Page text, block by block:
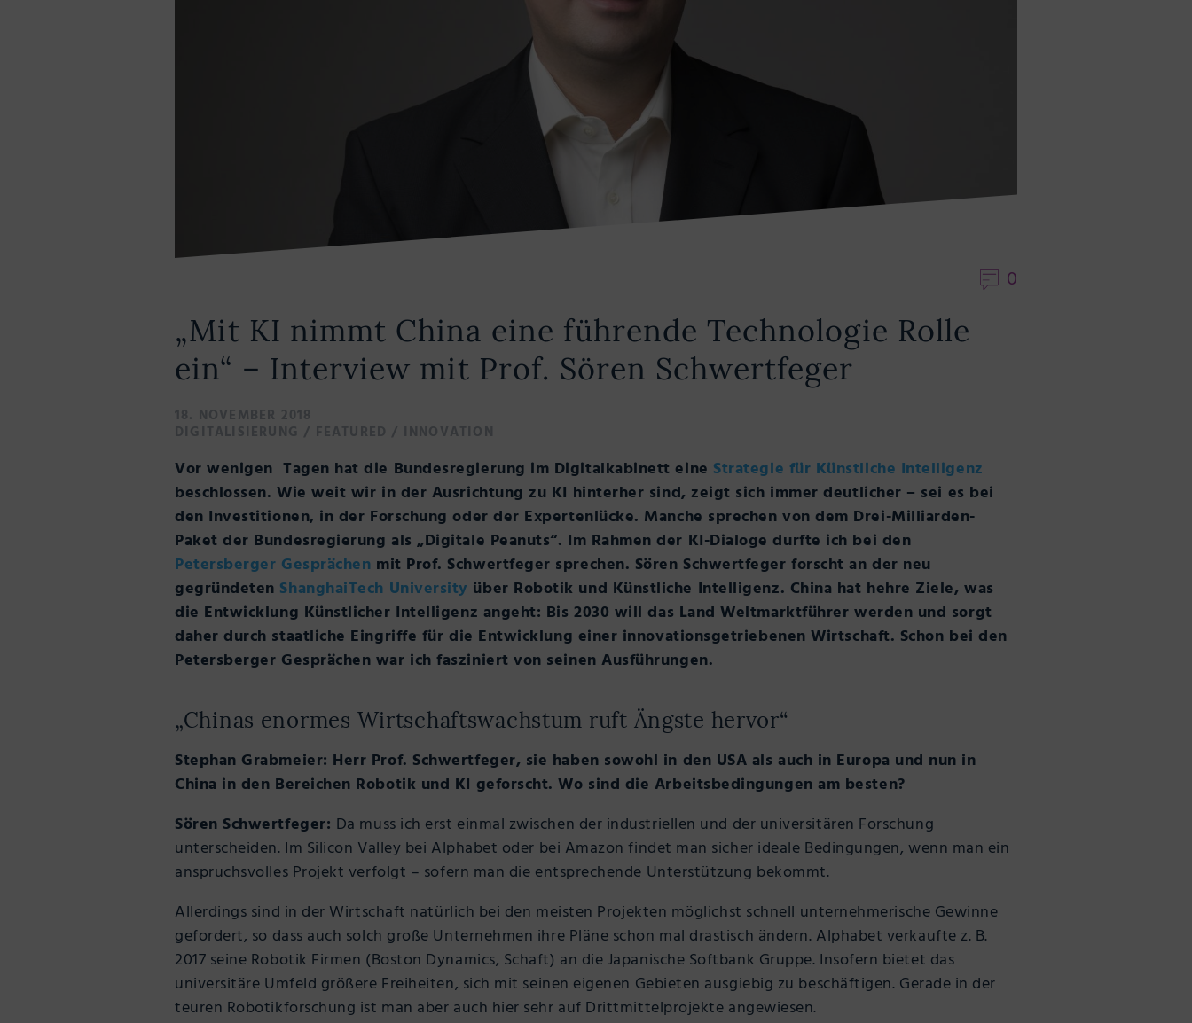
0
„Mit KI nimmt China eine führende Technologie Rolle
ein“ – Interview mit Prof. Sören Schwertfeger
18. NOVEMBER 2018
DIGITALISIERUNG / FEATURED / INNOVATION
Vor wenigen Tagen hat die Bundesregierung im Digitalkabinett eine Strategie für Künstliche Intelligenz
beschlossen. Wie weit wir in der Ausrichtung zu KI hinterher sind, zeigt sich immer deutlicher – sei es bei
den Investitionen, in der Forschung oder der Expertenlücke. Manche sprechen von dem Drei-Milliarden-
Paket der Bundesregierung als „Digitale Peanuts“. Im Rahmen der KI-Dialoge durfte ich bei den
Petersberger Gesprächen mit Prof. Schwertfeger sprechen. Sören Schwertfeger forscht an der neu
gegründeten ShanghaiTech University über Robotik und Künstliche Intelligenz. China hat hehre Ziele, was
die Entwicklung Künstlicher Intelligenz angeht: Bis 2030 will das Land Weltmarktführer werden und sorgt
daher durch staatliche Eingriffe für die Entwicklung einer innovationsgetriebenen Wirtschaft. Schon bei den
Petersberger Gesprächen war ich fasziniert von seinen Ausführungen.
„Chinas enormes Wirtschaftswachstum ruft Ängste hervor“
Stephan Grabmeier: Herr Prof. Schwertfeger, sie haben sowohl in den USA als auch in Europa und nun in
China in den Bereichen Robotik und KI geforscht. Wo sind die Arbeitsbedingungen am besten?
Sören Schwertfeger: Da muss ich erst einmal zwischen der industriellen und der universitären Forschung
unterscheiden. Im Silicon Valley bei Alphabet oder bei Amazon findet man sicher ideale Bedingungen, wenn man ein
anspruchsvolles Projekt verfolgt – sofern man die entsprechende Unterstützung bekommt.
Allerdings sind in der Wirtschaft natürlich bei den meisten Projekten möglichst schnell unternehmerische Gewinne
gefordert, so dass auch solch große Unternehmen ihre Pläne schon mal drastisch ändern. Alphabet verkaufte z. B.
2017 seine Robotik Firmen (Boston Dynamics, Schaft) an die Japanische Softbank Gruppe. Insofern bietet das
universitäre Umfeld größere Freiheiten, sich mit seinen eigenen Gebieten ausgiebig zu beschäftigen. Gerade in der
teuren Robotikforschung ist man aber auch hier sehr auf Drittmittelprojekte angewiesen.